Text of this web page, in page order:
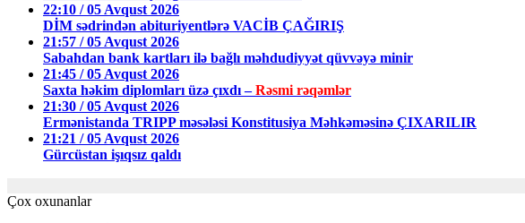
22:10 / 05 Avqust 2026
DİM sədrindən abituriyentlərə VACİB ÇAĞIRIŞ
21:57 / 05 Avqust 2026
Sabahdan bank kartları ilə bağlı məhdudiyyət qüvvəyə minir
21:45 / 05 Avqust 2026
Saxta həkim diplomları üzə çıxdı –Rəsmi rəqəmlər
21:30 / 05 Avqust 2026
Ermənistanda TRIPP məsələsi Konstitusiya Məhkəməsinə ÇIXARILIR
21:21 / 05 Avqust 2026
Gürcüstan işıqsız qaldı
Çox oxunanlar